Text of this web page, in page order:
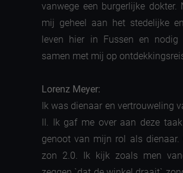
vanwege een burgerlijke dokter.
mij geheel aan het stedelijke
leven hier in Fussen en
samen met mij op
Lorenz Meyer:
Ik was dienaar en vertrouweling
II. Ik gaf me over aan deze
genoot van mijn rol als dienaar.
zon 2.0. Ik kijk zoals men